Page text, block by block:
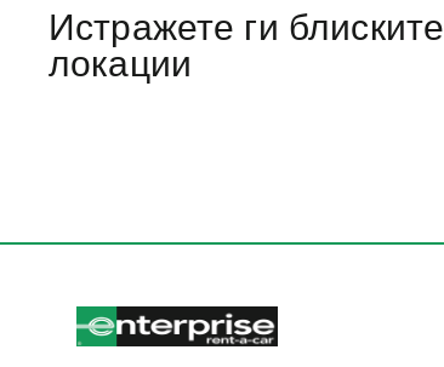
Истражете ги блиските
локации